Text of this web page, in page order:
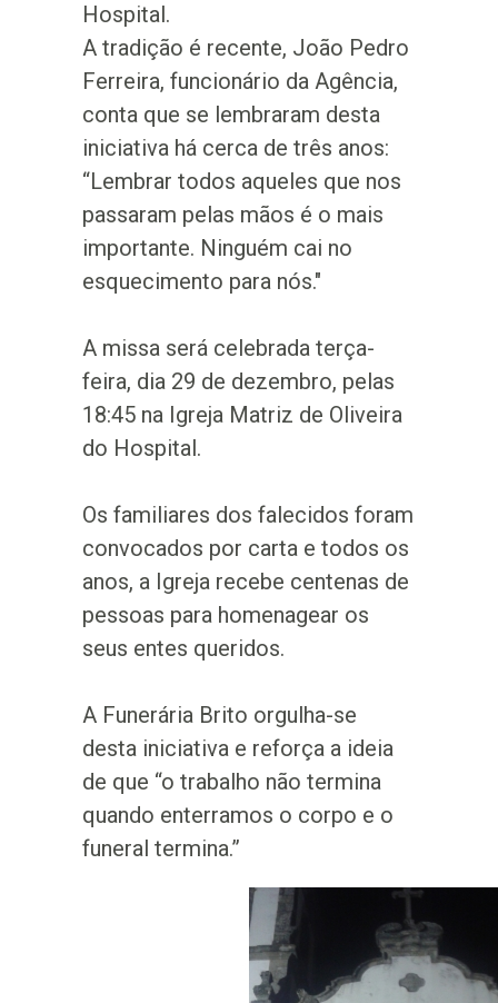
Hospital.
A tradição é recente, João Pedro
Ferreira, funcionário da Agência,
conta que se lembraram desta
iniciativa há cerca de três anos:
“Lembrar todos aqueles que nos
passaram pelas mãos é o mais
importante. Ninguém cai no
esquecimento para nós."
A missa será celebrada terça-
feira, dia 29 de dezembro, pelas
18:45 na Igreja Matriz de Oliveira
do Hospital.
Os familiares dos falecidos foram
convocados por carta e todos os
anos, a Igreja recebe centenas de
pessoas para homenagear os
seus entes queridos.
A Funerária Brito orgulha-se
desta iniciativa e reforça a ideia
de que “o trabalho não termina
quando enterramos o corpo e o
funeral termina.”